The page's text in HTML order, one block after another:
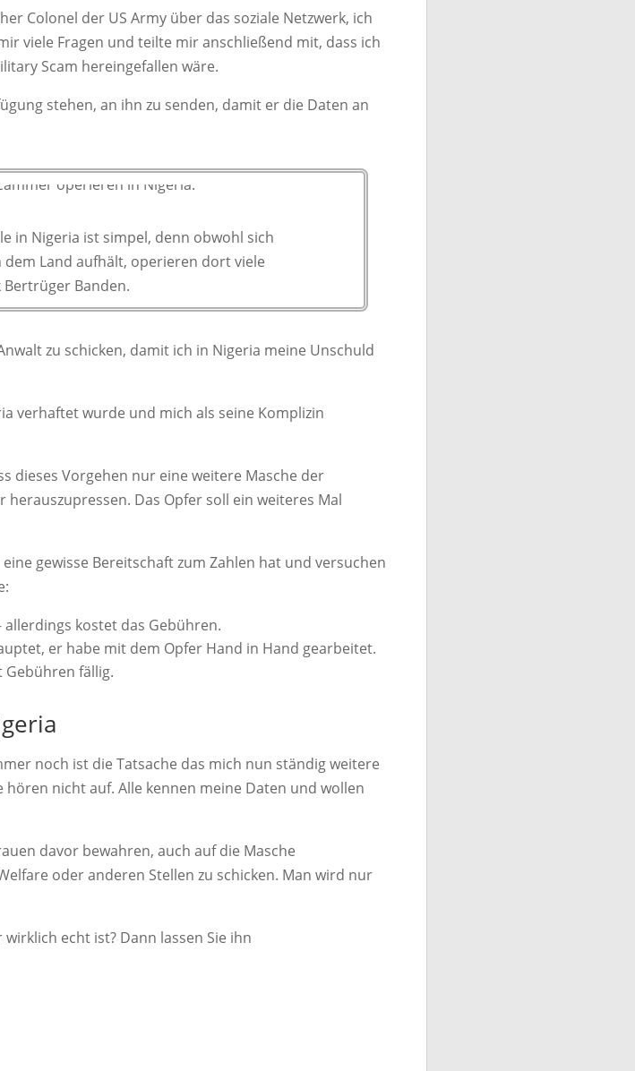
Colonel der US Army über das soziale Netzwerk, ich
viele Fragen und teilte mir anschließend mit, dass ich
Scam hereingefallen wäre.
stehen, an ihn zu senden, damit er die Daten an
in Nigeria ist simpel, denn obwohl sich
Land aufhält, operieren dort viele
Bertrüger Banden.
zu schicken, damit ich in Nigeria meine Unschuld
verhaftet wurde und mich als seine Komplizin
dieses Vorgehen nur eine weitere Masche der
Das Opfer soll ein weiteres Mal
gewisse Bereitschaft zum Zahlen hat und versuchen
kostet das Gebühren.
er habe mit dem Opfer Hand in Hand gearbeitet.
Gebühren fällig.
noch ist die Tatsache das mich nun ständig weitere
nicht auf. Alle kennen meine Daten und wollen
davor bewahren, auch auf die Masche
oder anderen Stellen zu schicken. Man wird nur
echt ist? Dann lassen Sie ihn